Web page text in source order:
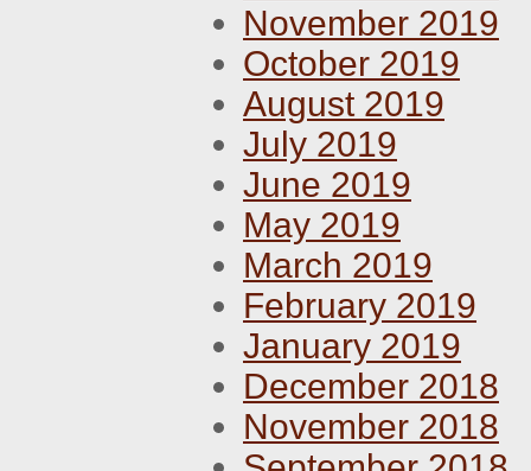
November 2019
October 2019
August 2019
July 2019
June 2019
May 2019
March 2019
February 2019
January 2019
December 2018
November 2018